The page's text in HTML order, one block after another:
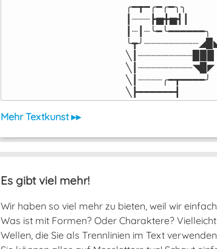
╭━┳━╭━╭━╮╮
┃┈┈┈┣▅╋▅┫┃
┃┈┃┈╰━╰━━━━━━╮
╲┃┈┈┈┈┈┈┈┈┈▉▉▉
╲┃┈┈┈┈┈┈┈┈┈◥▉◤
╲┃┈┈┈┈╭━┳━━━━╯
╲┣━━━━━━┫﻿
Mehr Textkunst ▸▸
Es gibt viel mehr!
Wir haben so viel mehr zu bieten, weil wir
Was ist mit Formen? Oder Charaktere?
Wellen, die Sie als Trennlinien im Text